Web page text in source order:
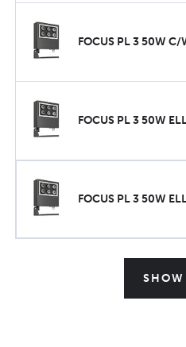
FOCUS PL 3 50W
FOCUS PL 3 50W
FOCUS PL 3 50W